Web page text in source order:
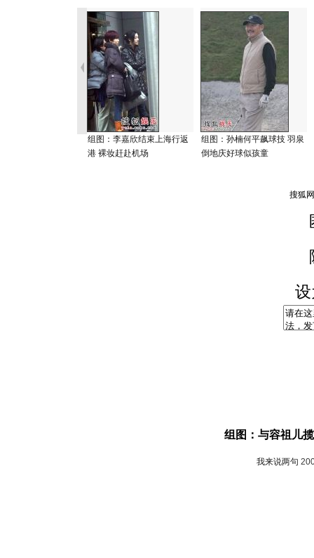
组图：李嘉欣结束上海行返
港 裸妆赶赴机场
组图：孙楠何平飙球技 羽泉
倒地庆好球似孩童
组图：与容祖儿
我来说两句